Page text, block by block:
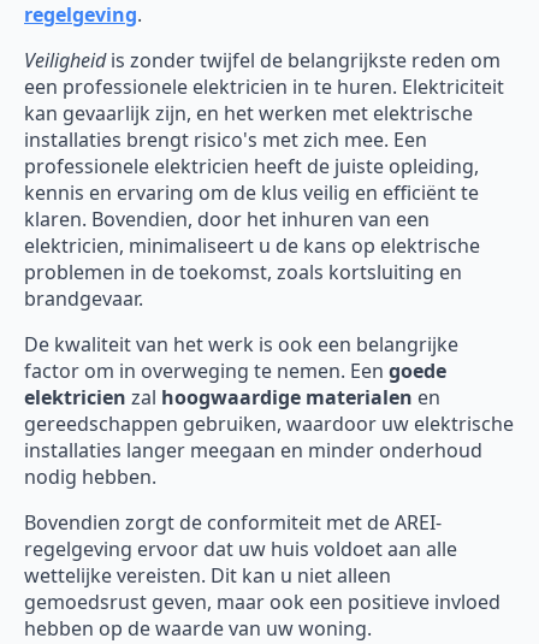
regelgeving.
Veiligheidis zonder twijfel de belangrijkste reden om
een professionele elektricien in te huren. Elektriciteit
kan gevaarlijk zijn, en het werken met elektrische
installaties brengt risico's met zich mee. Een
professionele elektricien heeft de juiste opleiding,
kennis en ervaring om de klus veilig en efficiënt te
klaren. Bovendien, door het inhuren van een
elektricien, minimaliseert u de kans op elektrische
problemen in de toekomst, zoals kortsluiting en
brandgevaar.
De kwaliteit van het werk is ook een belangrijke
factor om in overweging te nemen. Een goede
elektricien zal hoogwaardige materialen en
gereedschappen gebruiken, waardoor uw elektrische
installaties langer meegaan en minder onderhoud
nodig hebben.
Bovendien zorgt de conformiteit met de AREI-
regelgeving ervoor dat uw huis voldoet aan alle
wettelijke vereisten. Dit kan u niet alleen
gemoedsrust geven, maar ook een positieve invloed
hebben op de waarde van uw woning.